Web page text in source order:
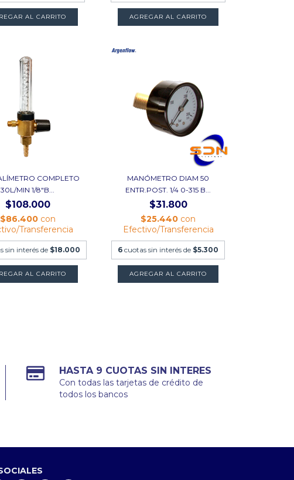
AL CARRITO AGREGAR AL CARRITO
COMPLETO
30L/MIN 1/8"B...
$108.000
$86.400 con
Transferencia
sin interés de $18.000
MANÓMETRO DIAM 50
ENTR.POST. 1/4 0-315 B...
$31.800
$25.440 con
Efectivo/Transferencia
6 cuotas sin interés de $5.300
HASTA 9 CUOTAS SIN INTERES
Con todas las tarjetas de crédito de
todos los bancos